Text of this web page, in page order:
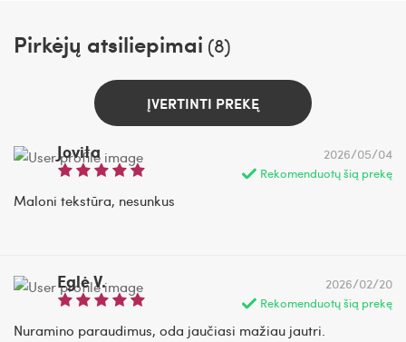
Pirkėjų atsiliepimai (8)
ĮVERTINTI PREKĘ
Jovita
Rekomenduotų šią prekę
2026/05/04
Maloni tekstūra, nesunkus
Eglė V.
Rekomenduotų šią prekę
2026/02/20
Nuramino paraudimus, oda jaučiasi mažiau jautri.